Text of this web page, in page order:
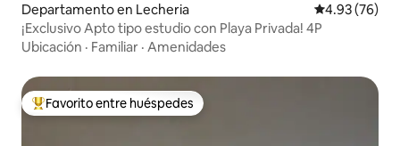
Departamento en Lecheria Calificación
4.93 (76)
¡Exclusivo Apto tipo estudio con Playa Privada! 4P
Ubicación · Familiar · Amenidades
De los mejores en Favorito entre huéspedes
Favorito entre huéspedes